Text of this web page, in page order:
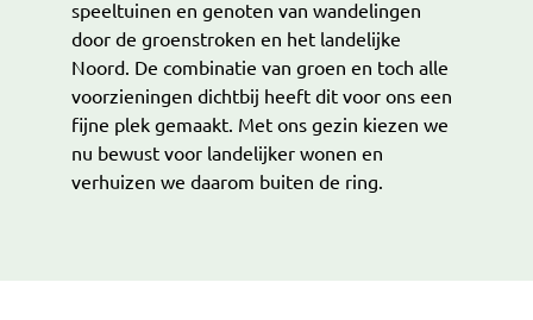
speeltuinen en genoten van wandelingen
door de groenstroken en het landelijke
Noord. De combinatie van groen en toch alle
voorzieningen dichtbij heeft dit voor ons een
fijne plek gemaakt. Met ons gezin kiezen we
nu bewust voor landelijker wonen en
verhuizen we daarom buiten de ring.